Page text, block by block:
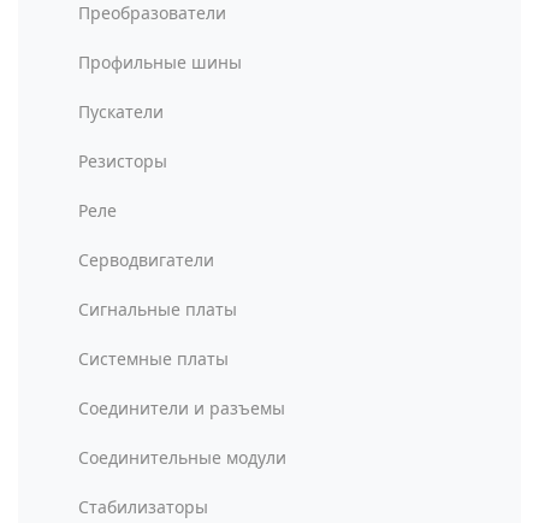
Преобразователи
Профильные шины
Пускатели
Резисторы
Реле
Серводвигатели
Сигнальные платы
Системные платы
Соединители и разъемы
Соединительные модули
Стабилизаторы